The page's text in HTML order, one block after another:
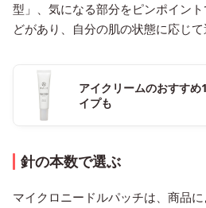
型」、気になる部分をピンポイン
どがあり、自分の肌の状態に応じて
アイクリームのおすす
イプも
針の本数で選ぶ
マイクロニードルパッチは、商品